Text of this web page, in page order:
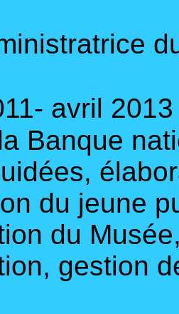
avril
Banque
du jeune
du
gestion